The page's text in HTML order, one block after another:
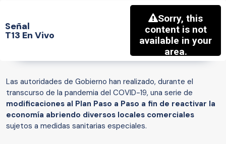
Señal
T13 En Vivo
Las autoridades de Gobierno han realizado, durante el
transcurso de la pandemia del COVID-19, una serie de
modificaciones al Plan Paso a Paso a fin de reactivar la
economía abriendo diversos locales comerciales
sujetos a medidas sanitarias especiales.